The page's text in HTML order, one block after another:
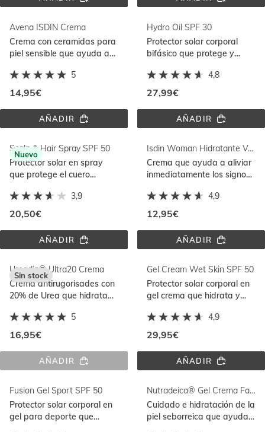
REPAIR
COLOR
50
50
Avena ISDIN Crema
Crema con ceramidas para
piel sensible que ayuda a
de la piel
5
14,95€
AÑADIRAVENA
Hydro Oil SPF 30
Protector solar corporal
bifásico que protege y
natural gracias al activo
Natural Tan Booster
4,8
27,99€
AÑADIRHYDRO
30
Scalp & Hair Spray SPF 50
Protector solar en spray
que protege el cuero
frente al daño solar
3,9
20,50€
Nuevo
AÑADIRSCALP
SPRAY
SPF
50
Isdin Woman Hidratante Vulvar
Crema que ayuda a aliviar
inmediatamente los signos
ingredientes de origen
natural
4,9
12,95€
AÑADIRISDIN
VULVAR
Ureadin® Ultra20 Crema
Crema antirugorisades con
20% de Urea que hidrata
engrosamientos 5
16,95€
Sin stock
AÑADIRUREADIN®
Gel Cream Wet Skin SPF 50
Protector solar corporal en
gel crema que hidrata y
con Ginger Cell Protect
4,9
29,95€
AÑADIR
GEL
SKIN
SPF
Fusion Gel Sport SPF 50
Protector solar corporal en
gel para deporte que
Nutradeica® Gel Crema Facial
Cuidado e hidratación de la
piel seborreica que ayuda